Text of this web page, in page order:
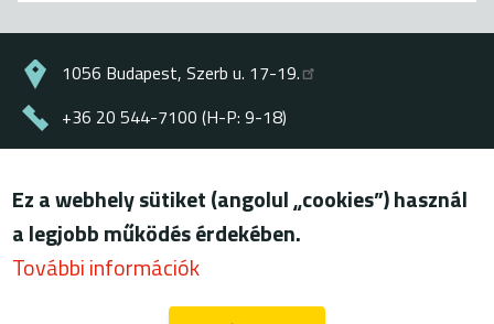
1056 Budapest, Szerb u. 17-19.
+36 20 544-7100 (H-P: 9-18)
Lábléc
© ENERGIAKLUB - minden jog fenntartva
felhasználási feltételek
Ez a webhely sütiket (angolul „cookies”) használ
a legjobb működés érdekében.
További információk